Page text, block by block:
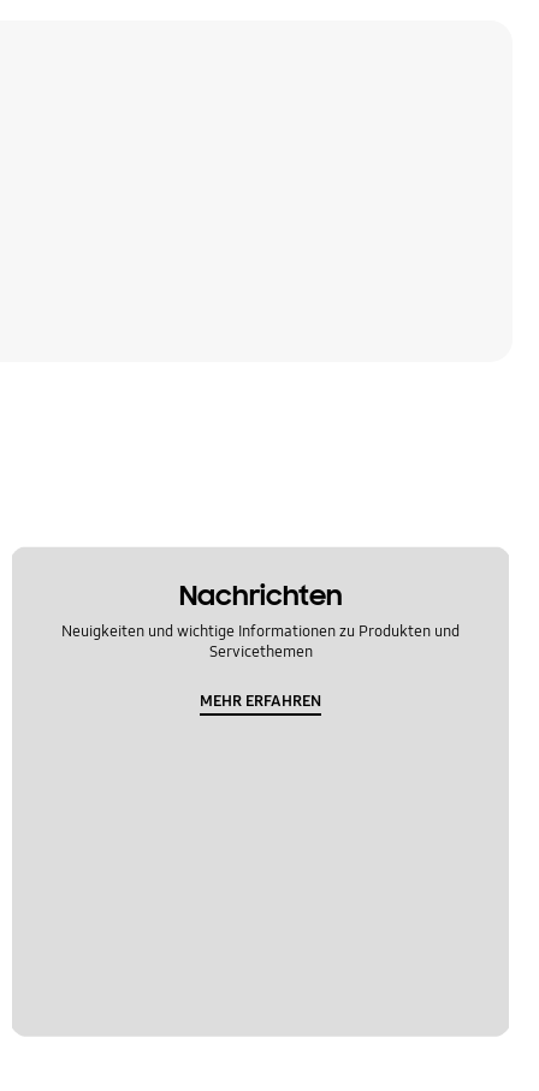
Nachrichten
Neuigkeiten und wichtige Informationen zu Produkten und
Servicethemen
MEHR ERFAHREN